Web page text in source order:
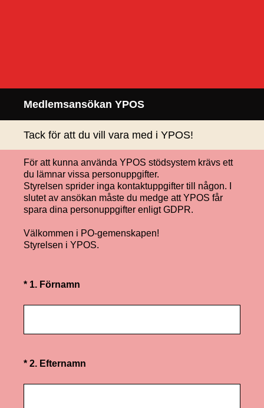
Medlemsansökan YPOS
Tack för att du vill vara med i YPOS!
För att kunna använda YPOS stödsystem krävs ett
du lämnar vissa personuppgifter.
Styrelsen sprider inga kontaktuppgifter till någon. I
slutet av ansökan måste du medge att YPOS får
spara dina personuppgifter enligt GDPR.
Välkommen i PO-gemenskapen!
Styrelsen i YPOS.
* 1. Förnamn
(Obligatoriskt)
* 2. Efternamn
(Obligatoriskt)